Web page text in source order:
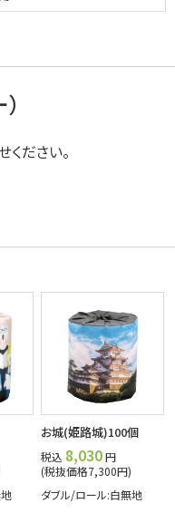
ださい。
お城(姫路城)100個
税込 8,030円
(税抜価格7,300円)
ダブル/ロール:白無地